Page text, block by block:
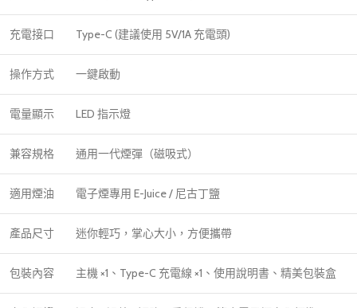
充電接口 Type-C (建議使用 5V/1A 充電頭)
操作方式 一鍵啟動
電量顯示 LED 指示燈
兼容規格 通用一代煙彈（磁吸式）
適用煙油 電子煙專用 E-Juice / 尼古丁鹽
產品尺寸 迷你輕巧，掌心大小，方便攜帶
包裝內容 主機 ×1、Type-C 充電線 ×1、使用說明書、精美包裝盒